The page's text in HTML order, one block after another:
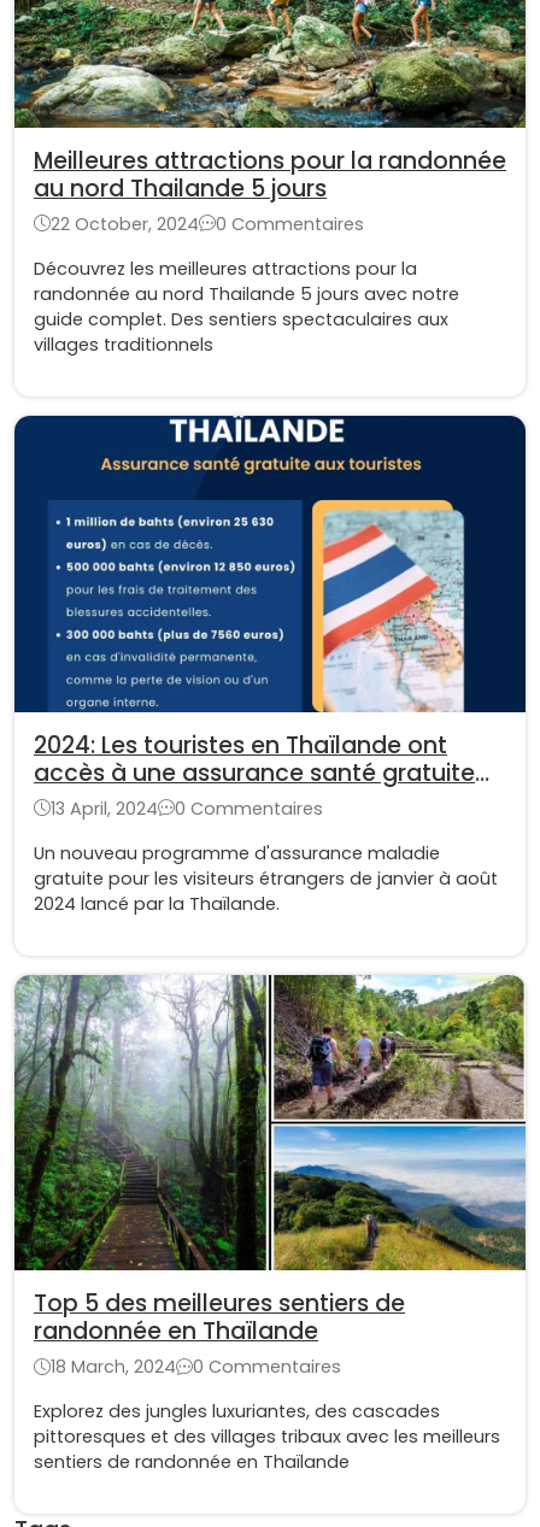
Meilleures attractions pour la randonnée
au nord Thailande 5 jours
22 October, 2024
0 Commentaires
Découvrez les meilleures attractions pour la
randonnée au nord Thailande 5 jours avec notre
guide complet. Des sentiers spectaculaires aux
villages traditionnels
2024: Les touristes en Thaïlande ont
accès à une assurance santé gratuite
pendant leur voyage
13 April, 2024
0 Commentaires
Un nouveau programme d'assurance maladie
gratuite pour les visiteurs étrangers de janvier à août
2024 lancé par la Thaïlande.
Top 5 des meilleures sentiers de
randonnée en Thaïlande
18 March, 2024
0 Commentaires
Explorez des jungles luxuriantes, des cascades
pittoresques et des villages tribaux avec les meilleurs
sentiers de randonnée en Thaïlande